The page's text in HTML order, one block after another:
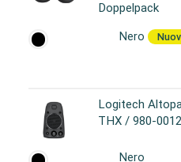
Doppelpack
Nero
Logitech
THX / 980-
Nero